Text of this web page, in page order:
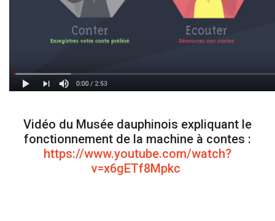
Vidéo du Musée dauphinois expliquant le
fonctionnement de la machine à contes :
https://www.youtube.com/watch?
v=x6gETf8Mpkc